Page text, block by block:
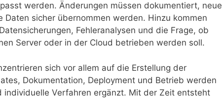
werden. Änderungen müssen dokumentiert, neue
sicher übernommen werden. Hinzu kommen
Fehleranalysen und die Frage, ob
Server oder in der Cloud betrieben werden soll.
sich vor allem auf die Erstellung der
Dokumentation, Deployment und Betrieb werden
individuelle Verfahren ergänzt. Mit der Zeit entsteht